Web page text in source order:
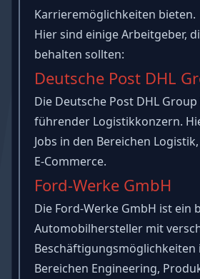
Karrieremöglichkeiten bieten.
Hier sind einige Arbeitgeber,
behalten sollten:
Deutsche Post DHL
Die Deutsche Post DHL
führender Logistikkonzern.
Jobs in den Bereichen
E-Commerce.
Ford-Werke GmbH
Die Ford-Werke GmbH ist ein
Automobilhersteller mit
Beschäftigungsmöglichkeiten
Bereichen Engineering,